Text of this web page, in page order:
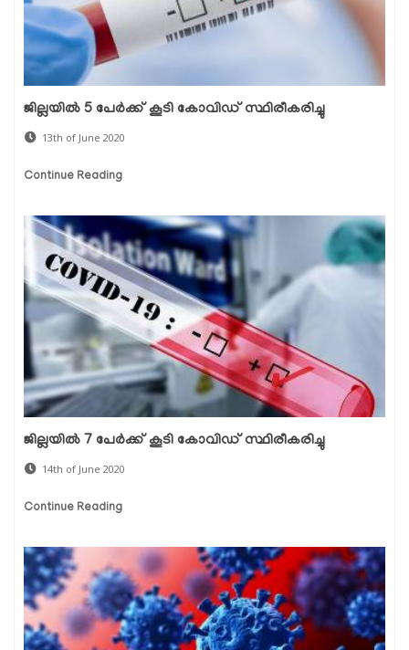
ജില്ലയില്‍ 5 പേര്‍ക്ക് കൂടി കോവിഡ് സ്ഥിരീകരിച്ചു
13th of June 2020
Continue Reading
ജില്ലയില്‍ 7 പേര്‍ക്ക് കൂടി കോവിഡ് സ്ഥിരീകരിച്ചു
14th of June 2020
Continue Reading